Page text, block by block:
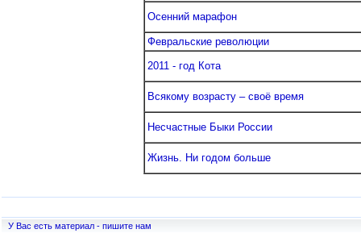
Осенний марафон
Февральские революции
2011 - год Кота
Всякому возрасту – своё время
Несчастные Быки России
Жизнь. Ни годом больше
У Вас есть материал - пишите нам